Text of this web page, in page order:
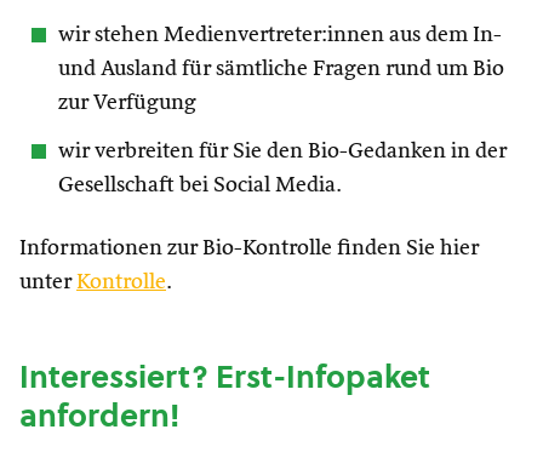
wir stehen Medienvertreter:innen aus dem In-
und Ausland für sämtliche Fragen rund um Bio
zur Verfügung
wir verbreiten für Sie den Bio-Gedanken in der
Gesellschaft bei Social Media.
Informationen zur Bio-Kontrolle finden Sie hier
unterKontrolle.
Interessiert? Erst-Infopaket
anfordern!